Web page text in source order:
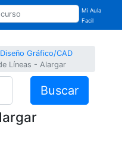
Mi Aula
Facil
Diseño Gráfico/CAD
Líneas - Alargar
Buscar